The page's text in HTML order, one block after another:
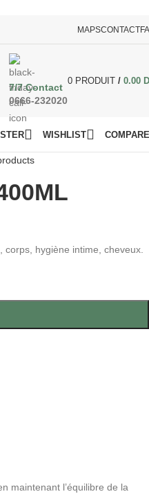
MAPSCONTACT
7/7 Contact
0666-232020
0 PRODUIT / 0.00
WISHLIST
hygiène intime, cheveux.
maintenant l’équilibre de la